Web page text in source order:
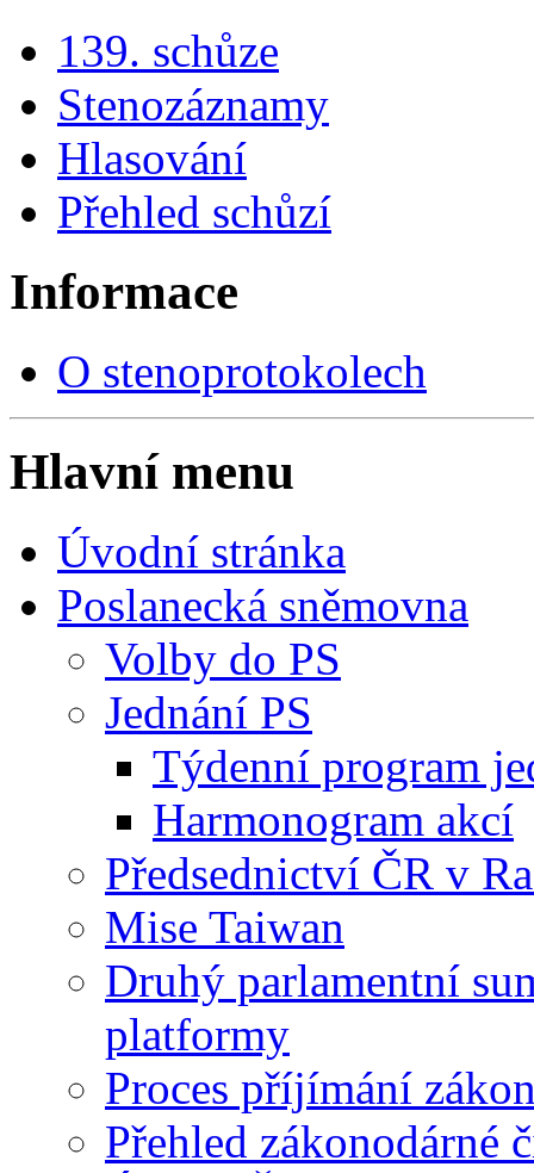
139. schůze
Stenozáznamy
Hlasování
Přehled schůzí
Informace
O stenoprotokolech
Hlavní menu
Úvodní stránka
Poslanecká sněmovna
Volby do PS
Jednání PS
Týdenní program
Harmonogram akcí
Předsednictví ČR v
Mise Taiwan
Druhý parlamentní
platformy
Proces příjímání
Přehled zákonodárné